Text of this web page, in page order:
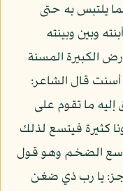
يلتبس به حتى
وبين وبينته
الكبيرة المسنة
قال الشاعر:
ما تقوم على
كثيرة فيتسع لذلك
الضخم وهو قول
يا رب ذي ضغن